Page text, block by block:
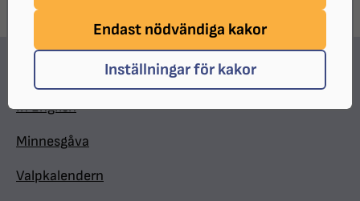
Endast nödvändiga kakor
Inställningar för kakor
In English
Minnesgåva
Valpkalendern